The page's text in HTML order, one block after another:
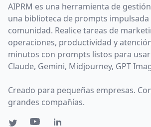
AIPRM es una herramienta de
una biblioteca de prompts impulsada
comunidad. Realice tareas de
operaciones, productividad y
minutos con prompts listos para usar
Claude, Gemini, Midjourney, GPT
Creado para pequeñas empresas.
grandes compañías.